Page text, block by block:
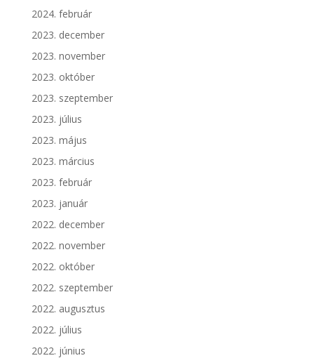
2024. február
2023. december
2023. november
2023. október
2023. szeptember
2023. július
2023. május
2023. március
2023. február
2023. január
2022. december
2022. november
2022. október
2022. szeptember
2022. augusztus
2022. július
2022. június